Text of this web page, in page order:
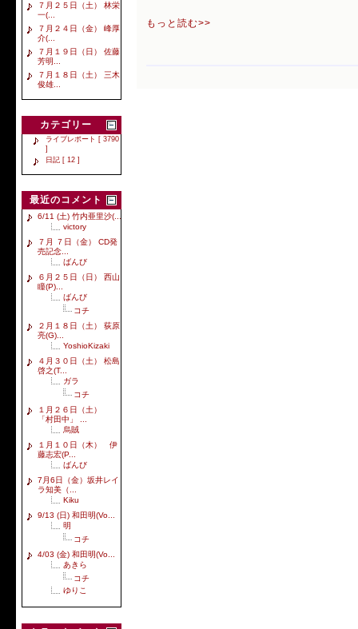
７月２５日（土） 林栄
一(...
７月２４日（金） 峰厚
介(...
７月１９日（日） 佐藤
芳明...
７月１８日（土） 三木
俊雄...
カテゴリー
ライブレポート [ 3790
]
日記 [ 12 ]
最近のコメント
6/11 (土) 竹内亜里沙(...
victory
７月 ７日（金） CD発
売記念...
ばんび
６月２５日（日） 西山
瞳(P)...
ばんび
コチ
２月１８日（土） 荻原
亮(G)...
YoshioKizaki
４月３０日（土） 松島
啓之(T...
ガラ
コチ
１月２６日（土）
「村田中」 ...
烏賊
１月１０日（木） 伊
藤志宏(P...
ばんび
7月6日（金）坂井レイ
ラ知美（...
Kiku
9/13 (日) 和田明(Vo...
明
コチ
4/03 (金) 和田明(Vo...
あきら
コチ
ゆりこ
もっと読む>>